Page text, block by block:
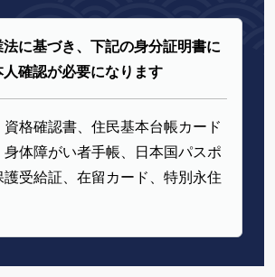
に基づき、下記の身分証明書に
人確認が必要になります
格確認書、住民基本台帳カード
身体障がい者手帳、日本国パスポ
受給証、在留カード、特別永住